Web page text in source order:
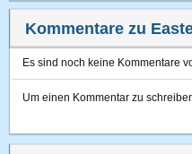
Kommentare zu
Es sind noch keine Kommentare
Um einen Kommentar zu